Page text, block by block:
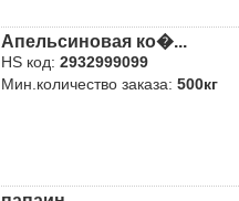
Апельсиновая ко�...
HS код:2932999099
Мин.количество заказа:500кг